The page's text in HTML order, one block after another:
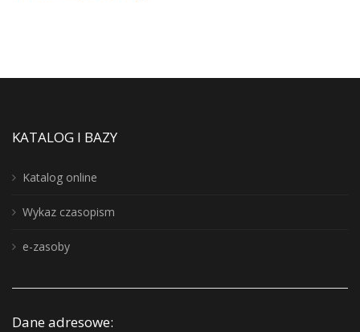
KATALOG I BAZY
Katalog online
Wykaz czasopism
e-zasoby
Dane adresowe: